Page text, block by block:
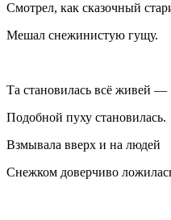
Смотрел, как сказочный
Мешал снежинистую гущу.
Та становилась всё живей —
Подобной пуху становилась.
Взмывала вверх и на людей
Снежком доверчиво